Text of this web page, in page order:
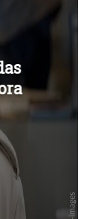
Überspringen